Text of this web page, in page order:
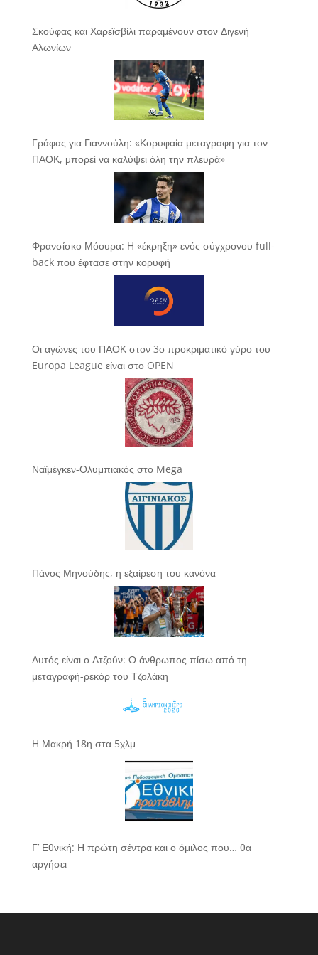
Σκούφας και Χαρεϊσβίλι παραμένουν στον Διγενή
Αλωνίων
Γράφας για Γιαννούλη: «Κορυφαία μεταγραφη για τον
ΠΑΟΚ, μπορεί να καλύψει όλη την πλευρά»
Φρανσίσκο Μόουρα: Η «έκρηξη» ενός σύγχρονου full-
back που έφτασε στην κορυφή
Οι αγώνες του ΠΑΟΚ στον 3ο προκριματικό γύρο του
Europa League είναι στο OPEN
Ναϊμέγκεν-Ολυμπιακός στο Mega
Πάνος Μηνούδης, η εξαίρεση του κανόνα
Αυτός είναι ο Ατζούν: Ο άνθρωπος πίσω από τη
μεταγραφή-ρεκόρ του Τζολάκη
Η Μακρή 18η στα 5χλμ
Γ’ Εθνική: Η πρώτη σέντρα και ο όμιλος που… θα
αργήσει